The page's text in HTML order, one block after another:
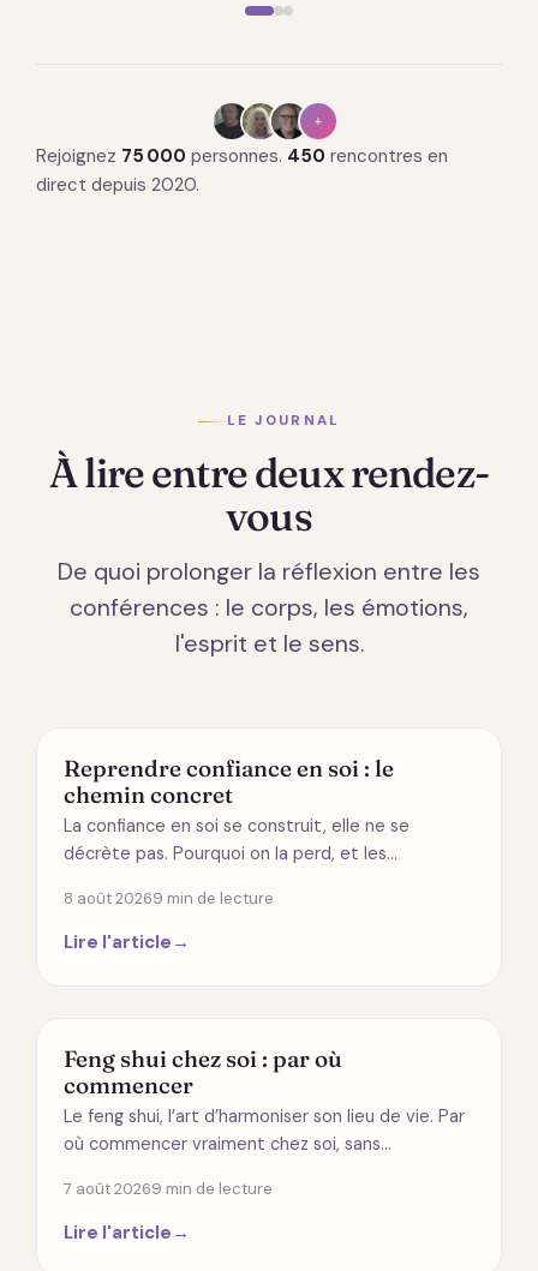
+
Rejoignez 75 000 personnes. 450 rencontres en
direct depuis 2020.
LE JOURNAL
À lire entre deux rendez-
vous
De quoi prolonger la réflexion entre les
conférences : le corps, les émotions,
l'esprit et le sens.
DÉVELOPPEMENT PERSONNEL
Reprendre confiance en soi : le
chemin concret
La confiance en soi se construit, elle ne se
décrète pas. Pourquoi on la perd, et les…
8 août 20269 min de lecture
Lire l'article →
MODES DE VIE
Feng shui chez soi : par où
commencer
Le feng shui, l’art d’harmoniser son lieu de vie. Par
où commencer vraiment chez soi, sans…
7 août 20269 min de lecture
Lire l'article →